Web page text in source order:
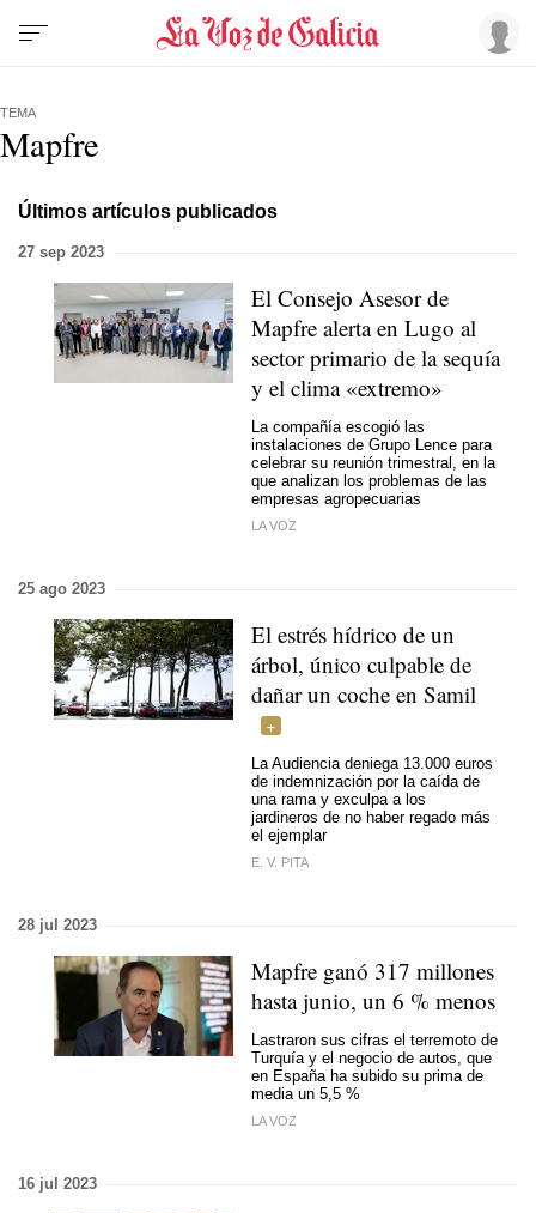
TEMA
Mapfre
Últimos artículos publicados
27 sep 2023
El Consejo Asesor de
Mapfre alerta en Lugo al
sector primario de la sequía
y el clima «extremo»
La compañía escogió las
instalaciones de Grupo Lence para
celebrar su reunión trimestral, en la
que analizan los problemas de las
empresas agropecuarias
LA VOZ
25 ago 2023
El estrés hídrico de un
árbol, único culpable de
dañar un coche en Samil
La Audiencia deniega 13.000 euros
de indemnización por la caída de
una rama y exculpa a los
jardineros de no haber regado más
el ejemplar
E. V. PITA
28 jul 2023
Mapfre ganó 317 millones
hasta junio, un 6 % menos
Lastraron sus cifras el terremoto de
Turquía y el negocio de autos, que
en España ha subido su prima de
media un 5,5 %
LA VOZ
16 jul 2023